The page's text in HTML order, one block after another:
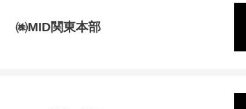
㈱MID関東本部